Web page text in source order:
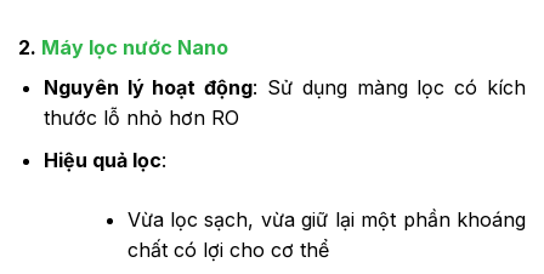
2. Máy lọc nước Nano
Nguyên lý hoạt động: Sử dụng màng lọc có kích
thước lỗ nhỏ hơn RO
Hiệu quả lọc:
Vừa lọc sạch, vừa giữ lại một phần khoáng
chất có lợi cho cơ thể